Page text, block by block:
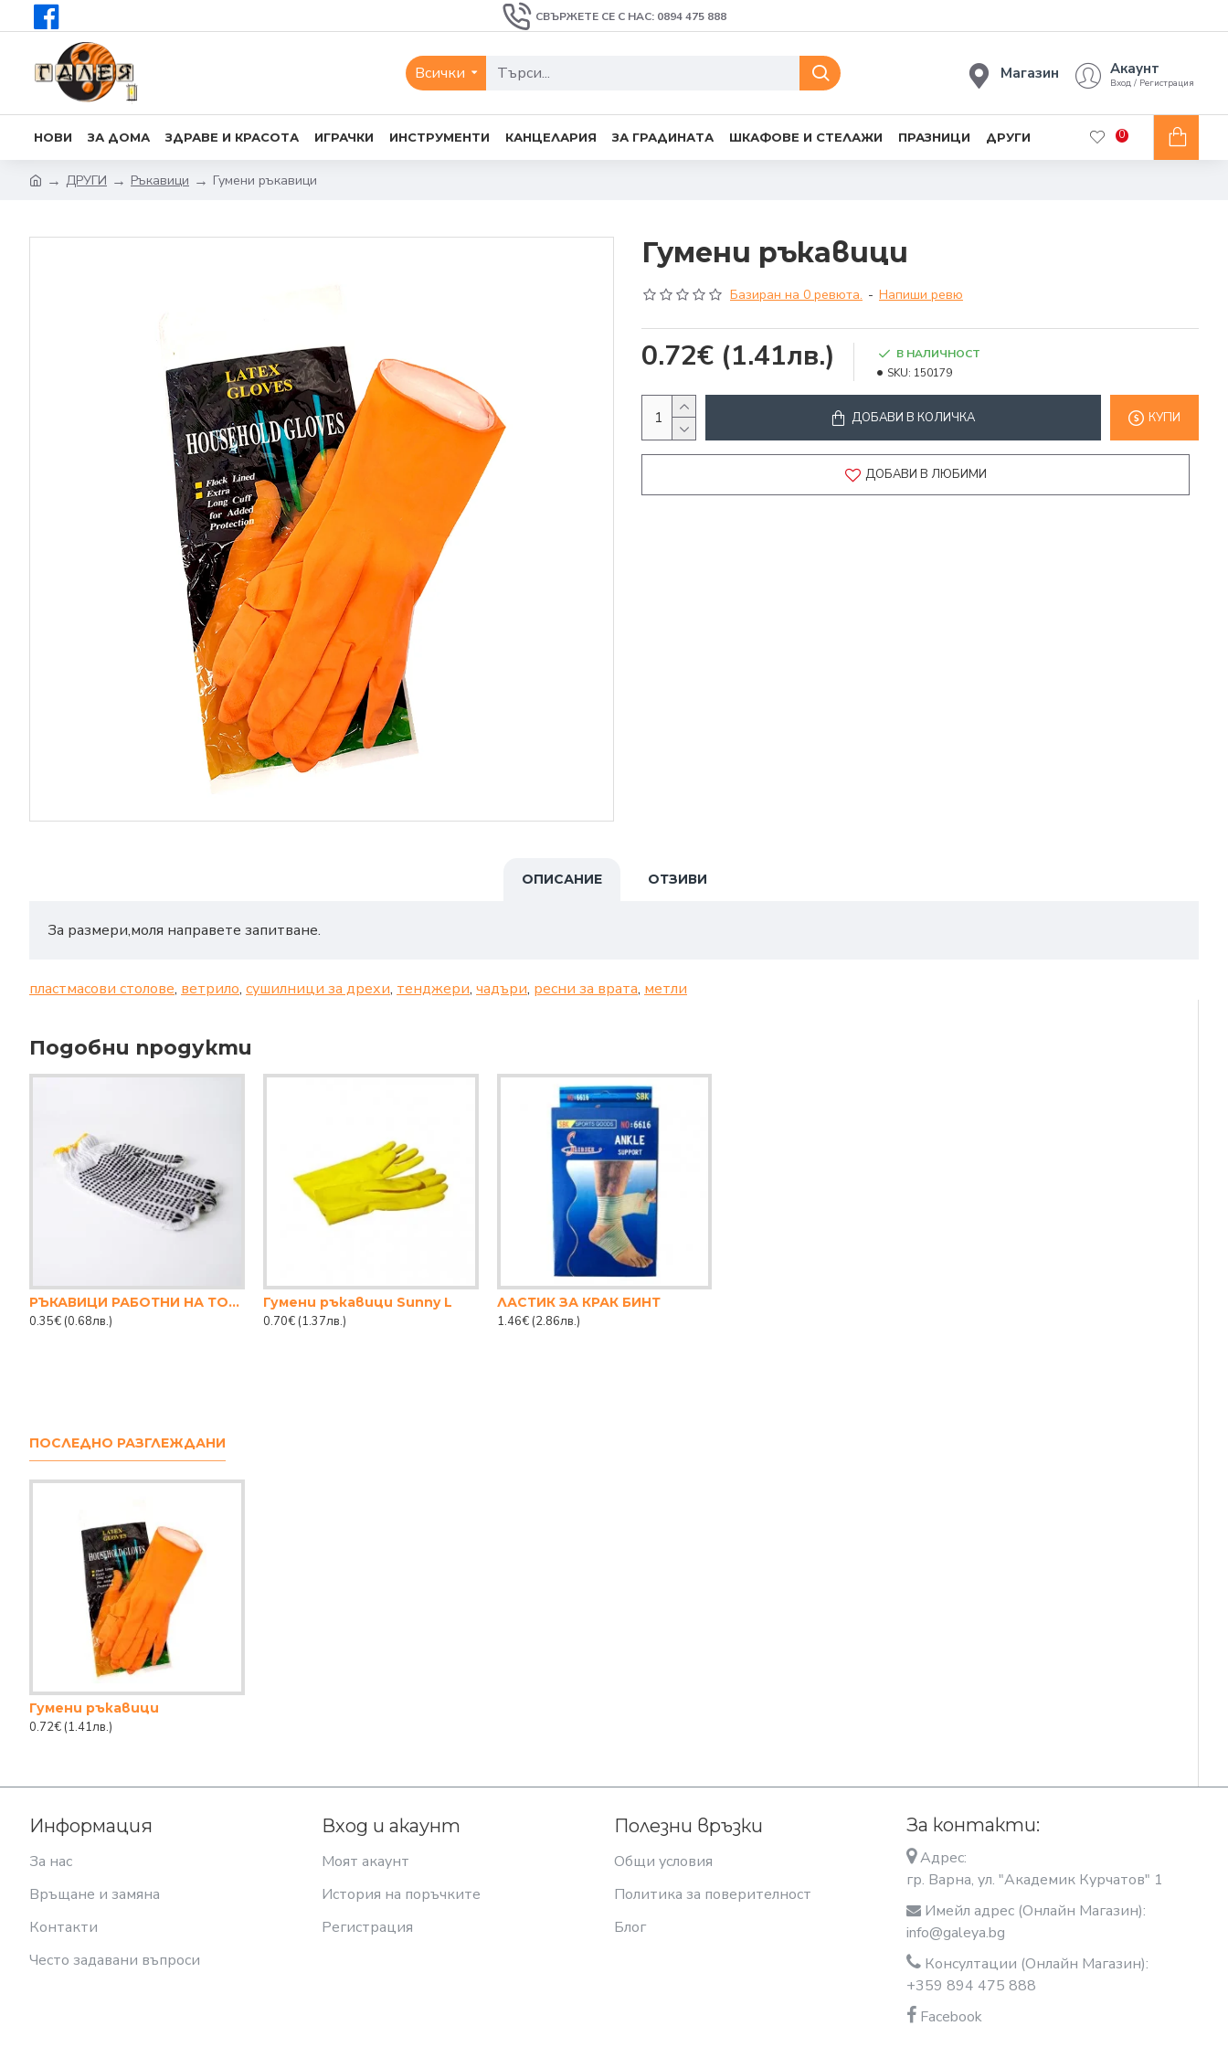
СВЪРЖЕТЕ СЕ С НАС: 0894 475 888
Всички Магазин Акаунт
Вход / Регистрация
НОВИ ЗА ДОМА ЗДРАВЕ И КРАСОТА ИГРАЧКИ ИНСТРУМЕНТИ КАНЦЕЛАРИЯ ЗА ГРАДИНАТА ШКАФОВЕ И СТЕЛАЖИ ПРАЗНИЦИ ДРУГИ 0
ДРУГИ Ръкавици Гумени ръкавици
Гумени ръкавици
Базиран на 0 ревюта. - Напиши ревю
0.72€ (1.41лв.)
В НАЛИЧНОСТ
SKU: 150179
ДОБАВИ В КОЛИЧКА КУПИ
ДОБАВИ В ЛЮБИМИ
ОПИСАНИЕ ОТЗИВИ
За размери,моля направете запитване.
пластмасови столове, ветрило, сушилници за дрехи, тенджери, чадъри, ресни за врата, метли
Подобни продукти
РЪКАВИЦИ РАБОТНИ НА ТОЧКИ
0.35€ (0.68лв.)
Гумени ръкавици Sunny L
0.70€ (1.37лв.)
ЛАСТИК ЗА КРАК БИНТ
1.46€ (2.86лв.)
ПОСЛЕДНО РАЗГЛЕЖДАНИ
Гумени ръкавици
0.72€ (1.41лв.)
Информация
За нас
Връщане и замяна
Контакти
Често задавани въпроси
Вход и акаунт
Моят акаунт
История на поръчките
Регистрация
Полезни връзки
Общи условия
Политика за поверителност
Блог
За контакти:
Адрес:
гр. Варна, ул. "Академик Курчатов" 1
Имейл адрес (Онлайн Магазин):
info@galeya.bg
Консултации (Онлайн Магазин):
+359 894 475 888
Facebook